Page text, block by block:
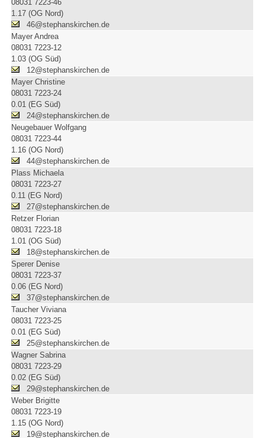
08031 7223-46
1.17 (OG Nord)
46@stephanskirchen.de
Mayer Andrea
08031 7223-12
1.03 (OG Süd)
12@stephanskirchen.de
Mayer Christine
08031 7223-24
0.01 (EG Süd)
24@stephanskirchen.de
Neugebauer Wolfgang
08031 7223-44
1.16 (OG Nord)
44@stephanskirchen.de
Plass Michaela
08031 7223-27
0.11 (EG Nord)
27@stephanskirchen.de
Retzer Florian
08031 7223-18
1.01 (OG Süd)
18@stephanskirchen.de
Sperer Denise
08031 7223-37
0.06 (EG Nord)
37@stephanskirchen.de
Taucher Viviana
08031 7223-25
0.01 (EG Süd)
25@stephanskirchen.de
Wagner Sabrina
08031 7223-29
0.02 (EG Süd)
29@stephanskirchen.de
Weber Brigitte
08031 7223-19
1.15 (OG Nord)
19@stephanskirchen.de